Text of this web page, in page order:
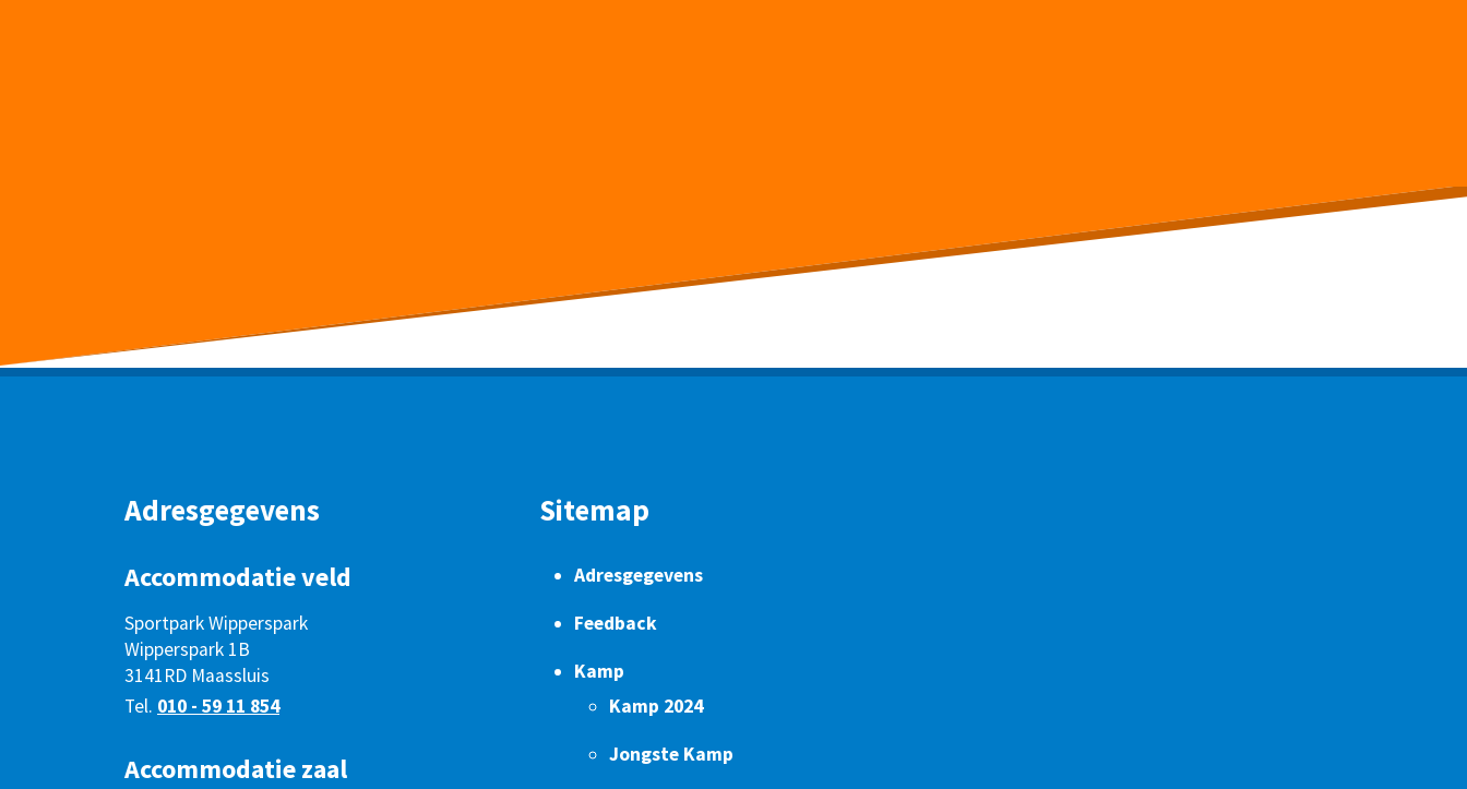
Adresgegevens
Accommodatie veld
Sportpark Wipperspark
Wipperspark 1B
3141RD Maassluis
Tel. 010 - 59 11 854
Accommodatie zaal
Sitemap
Adresgegevens
Feedback
Kamp
Kamp 2024
Jongste Kamp